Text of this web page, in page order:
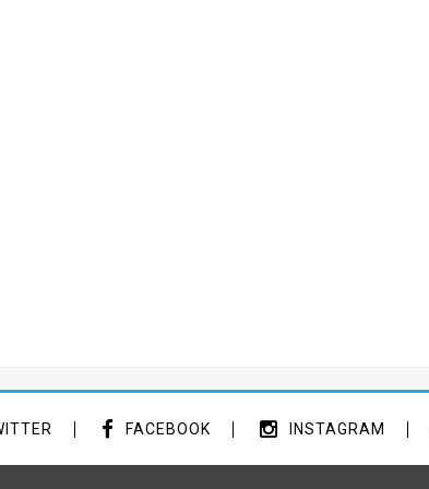
FACEBOOK INSTAGRAM